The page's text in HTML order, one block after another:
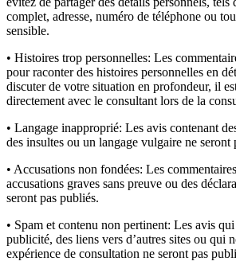
complet, adresse, numéro de téléphone ou
sensible.
• Histoires trop personnelles: Les
pour raconter des histoires personnelles en
discuter de votre situation en profondeur, il
directement avec le consultant lors de la
• Langage inapproprié: Les avis contenant
des insultes ou un langage vulgaire ne seront
• Accusations non fondées: Les
accusations graves sans preuve ou des
seront pas publiés.
• Spam et contenu non pertinent: Les avis
publicité, des liens vers d’autres sites ou qui
expérience de consultation ne seront pas